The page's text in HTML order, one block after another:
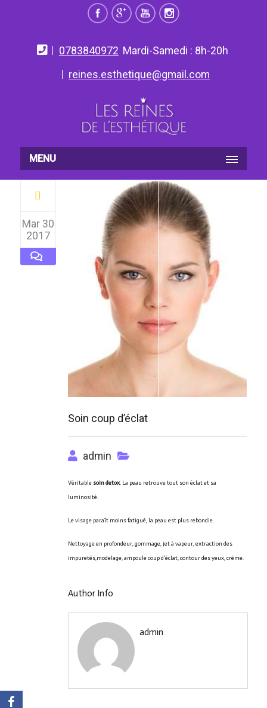
0783840972 Mardi-Samedi : 8h-20h
reines.esthetique@gmail.com
MENU
Mar 30
2017
Soin coup d’éclat
admin
Véritable soin detox. La peau retrouve tout son éclat et sa
luminosité.
Le visage paraît moins fatigué, la peau est plus rebondie.
Nettoyage en profondeur, gommage, jet à vapeur, extraction des
impuretés,modelage, ampoule coup d’éclat, contour des yeux, crème.
Author Info
admin